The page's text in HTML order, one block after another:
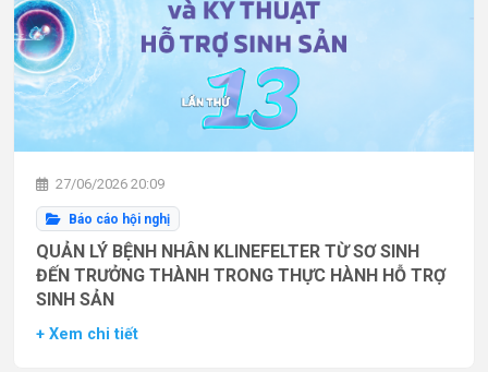
27/06/2026 20:09
Báo cáo hội nghị
QUẢN LÝ BỆNH NHÂN KLINEFELTER TỪ SƠ SINH
ĐẾN TRƯỞNG THÀNH TRONG THỰC HÀNH HỖ TRỢ
SINH SẢN
+ Xem chi tiết